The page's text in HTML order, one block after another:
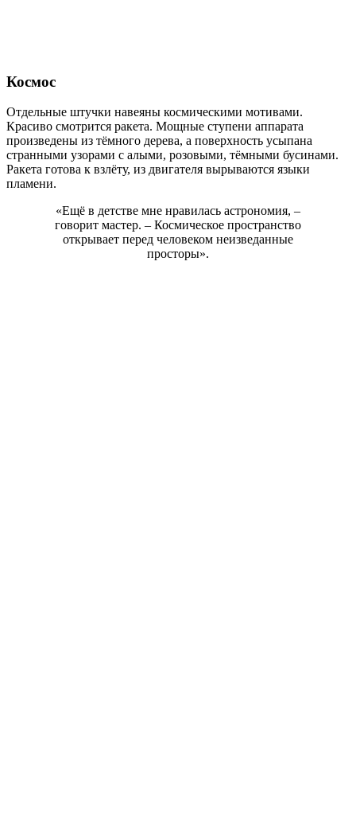
Космос
Отдельные штучки навеяны космическими мотивами.
Красиво смотрится ракета. Мощные ступени аппарата
произведены из тёмного дерева, а поверхность усыпана
странными узорами с алыми, розовыми, тёмными бусинами.
Ракета готова к взлёту, из двигателя вырываются языки
пламени.
«Ещё в детстве мне нравилась астрономия, –
говорит мастер. – Космическое пространство
открывает перед человеком неизведанные
просторы».